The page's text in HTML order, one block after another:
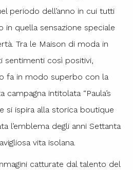
periodo dell’anno in cui tutti
in quella sensazione speciale
Tra le Maison di moda in
sentimenti così positivi,
fa in modo superbo con la
campagna intitolata “Paula’s
si ispira alla storica boutique
l’emblema degli anni Settanta
vita isolana.
catturate dal talento del